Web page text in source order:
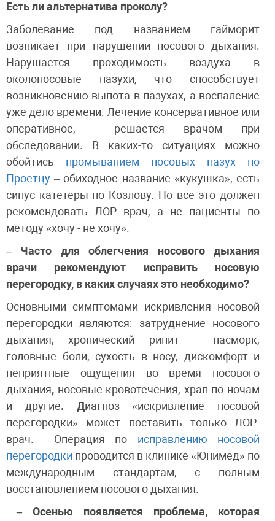
Есть ли альтернатива проколу?
Заболевание под названием гайморит
возникает при нарушении носового дыхания.
Нарушается проходимость воздуха в
околоносовые пазухи, что способствует
возникновению выпота в пазухах, а воспаление
уже дело времени. Лечение консервативное или
оперативное, решается врачом при
обследовании. В каких-то ситуациях можно
обойтись промыванием носовых пазух по
Проетцу – обиходное название «кукушка», есть
синус катетеры по Козлову. Но все это должен
рекомендовать ЛОР врач, а не пациенты по
методу «хочу - не хочу».
– Часто для облегчения носового дыхания
врачи рекомендуют исправить носовую
перегородку, в каких случаях это необходимо?
Основными симптомами искривления носовой
перегородки являются: затруднение носового
дыхания, хронический ринит – насморк,
головные боли, сухость в носу, дискомфорт и
неприятные ощущения во время носового
дыхания, носовые кровотечения, храп по ночам
и другие. Диагноз «искривление носовой
перегородки» может поставить только ЛОР-
врач. Операция по исправлению носовой
перегородки проводится в клинике «Юнимед» по
международным стандартам, с полным
восстановлением носового дыхания.
– Осенью появляется проблема, которая